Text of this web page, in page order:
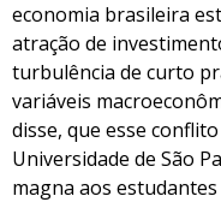
economia brasileira
atração de
turbulência de curto
variáveis
disse, que esse
Universidade de São
magna aos estudantes